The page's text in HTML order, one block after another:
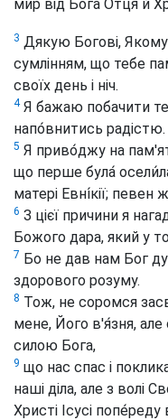
мир від Бога Отця й
3 Дякую Богові,
сумлінням, що тебе
своїх день і ніч.
4Я бажаю побачити
напо́внитись радістю.
5 Я приво́джу на
що перше була́
матері Евні́кії; певен
6 З цієї причини я
Божого дара, який у
7 Бо не дав нам Бог
здорового розуму.
8 Тож, не соромся
мене, Його в'я́зня,
силою Бога,
9 що нас спас і
наші діла, але з волі
Христі Ісусі попе́реду